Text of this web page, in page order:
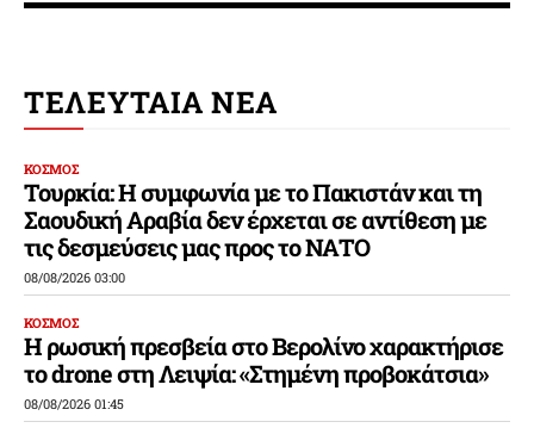
ΤΕΛΕΥΤΑΙΑ ΝΕΑ
ΚΟΣΜΟΣ
Τουρκία: Η συμφωνία με το Πακιστάν και τη
Σαουδική Αραβία δεν έρχεται σε αντίθεση με
τις δεσμεύσεις μας προς το ΝΑΤΟ
08/08/2026 03:00
ΚΟΣΜΟΣ
Η ρωσική πρεσβεία στο Βερολίνο χαρακτήρισε
το drone στη Λειψία: «Στημένη προβοκάτσια»
08/08/2026 01:45